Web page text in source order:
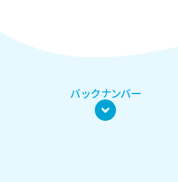
バックナンバー